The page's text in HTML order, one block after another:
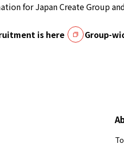
for Japan Create Group
is here Group-